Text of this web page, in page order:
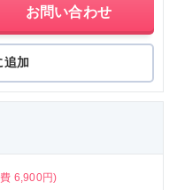
お問い合わせ
追加
6,900円)